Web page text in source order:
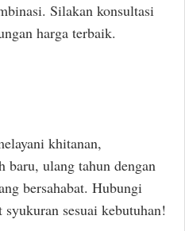
Silakan konsultasi
harga terbaik.
khitanan,
baru, ulang tahun dengan
bersahabat. Hubungi
sesuai kebutuhan!